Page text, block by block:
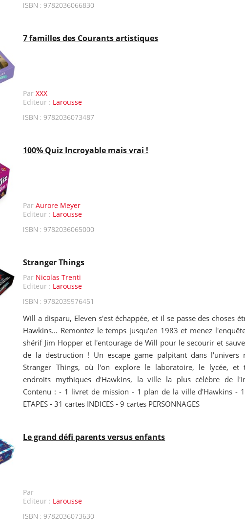
ISBN : 9782036066830
7 familles des Courants artistiques
ParXXX
Editeur : Larousse
ISBN : 9782036073487
100% Quiz Incroyable mais vrai !
ParAurore Meyer
Editeur : Larousse
ISBN : 9782036065000
Stranger Things
Par Nicolas Trenti
Editeur : Larousse
ISBN : 9782035976451
Will a disparu, Eleven s'est échappée, et il se passe des choses
Hawkins... Remontez le temps jusqu'en 1983 et menez
shérif Jim Hopper et l'entourage de Will pour le secourir et
de la destruction ! Un escape game palpitant dans l'univers
Stranger Things, où l'on explore le laboratoire, le lycée, et
endroits mythiques d'Hawkins, la ville la plus célèbre de
Contenu : - 1 livret de mission - 1 plan de la ville d'Hawkins -
ETAPES - 31 cartes INDICES - 9 cartes PERSONNAGES
Le grand défi parents versus enfants
Par
Editeur : Larousse
ISBN : 9782036073630